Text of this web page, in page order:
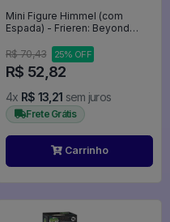
Mini Figure Himmel (com
Espada) - Frieren: Beyond
R$ 70,43
25% OFF
R$ 52,82
4x R$ 13,21 sem juros
Frete Grátis
Carrinho